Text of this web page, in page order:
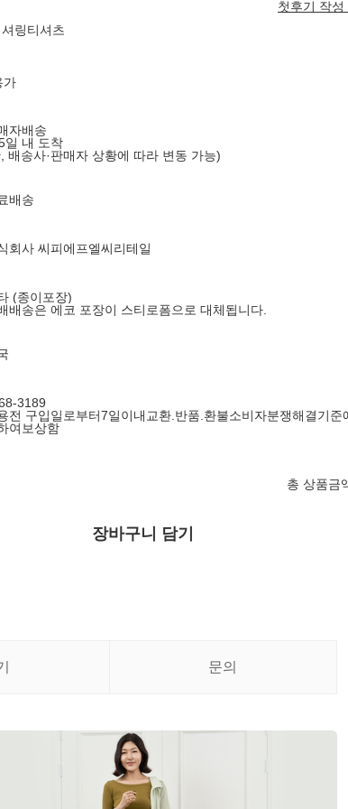
첫후기 작성
링티셔츠
가
자배송
일 내 도착
배송사·판매자 상황에 따라 변동 가능)
배송
회사 씨피에프엘씨리테일
(종이포장)
배송은 에코 포장이 스티로폼으로 대체됩니다.
3189
전 구입일로부터7일이내교환.반품.환불소비자분쟁해결기준
여보상함
총 상품금
장바구니 담기
문의